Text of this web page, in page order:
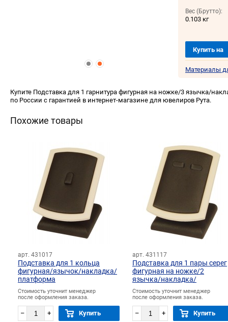
Вес (Брутто):
0.103 кг
Купить на
Материалы
Купите Подставка для 1 гарнитура фигурная на ножке/3 язычка/
по России с гарантией в интернет-магазине для ювелиров Рута.
Похожие товары
арт. 431017
Подставка для 1 кольца
фигурная/язычок/накладка/
платформа
Стоимость уточнит менеджер
после оформления заказа.
– + Купить
арт. 431117
Подставка для 1 пары серег
фигурная на ножке/2
язычка/накладка/
платформа
Стоимость уточнит менеджер
после оформления заказа.
– + Купить